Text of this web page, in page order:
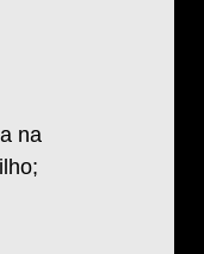
na